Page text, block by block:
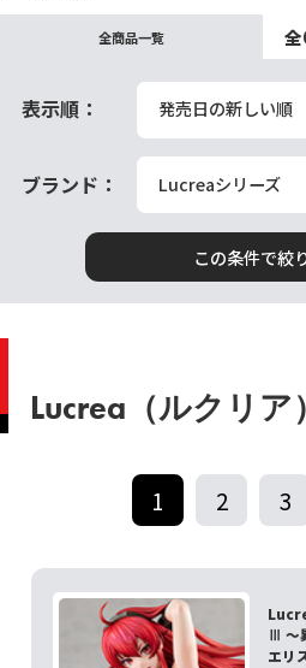
全商品一覧
表示順： 発売日の新しい順
ブランド： Lucreaシリーズ
この条件で絞
Lucrea（ルクリア
1 2 3
Ⅲ ～
エリ